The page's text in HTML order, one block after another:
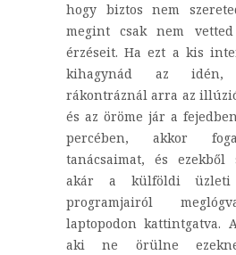
hogy biztos nem
megint csak nem
érzéseit. Ha ezt a kis
kihagynád az
rákontráznál arra az
és az öröme jár a
percében, akkor
tanácsaimat, és ezekből
akár a külföldi
programjairól
laptopodon kattintgatva.
aki ne örülne